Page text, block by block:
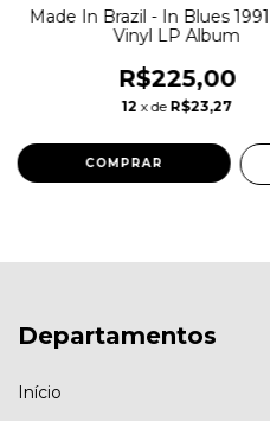
Made In Brazil - In Blues 1991 Duplo
Vinyl LP Album
R$225,00
12 x de R$23,27
Departamentos
Início